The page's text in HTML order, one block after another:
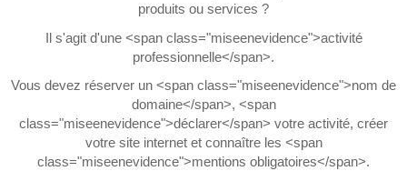
produits ou services ?
Il s'agit d'une <span class="miseenevidence">activité
professionnelle</span>.
Vous devez réserver un <span class="miseenevidence">nom de
domaine</span>, <span
class="miseenevidence">déclarer</span> votre activité, créer
votre site internet et connaître les <span
class="miseenevidence">mentions obligatoires</span>.